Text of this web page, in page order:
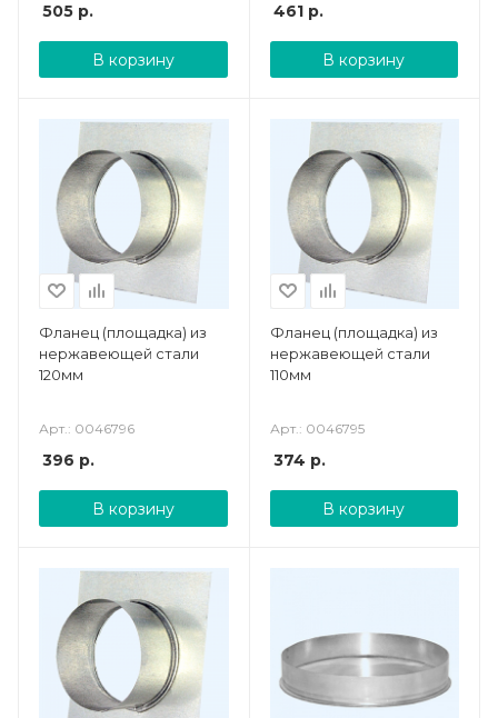
505 р.
В корзину
461р.
В корзину
Фланец (площадка) из
нержавеющей стали
120мм
Арт.: 0046796
396 р.
В корзину
Фланец (площадка) из
нержавеющей стали
110мм
Арт.: 0046795
374 р.
В корзину